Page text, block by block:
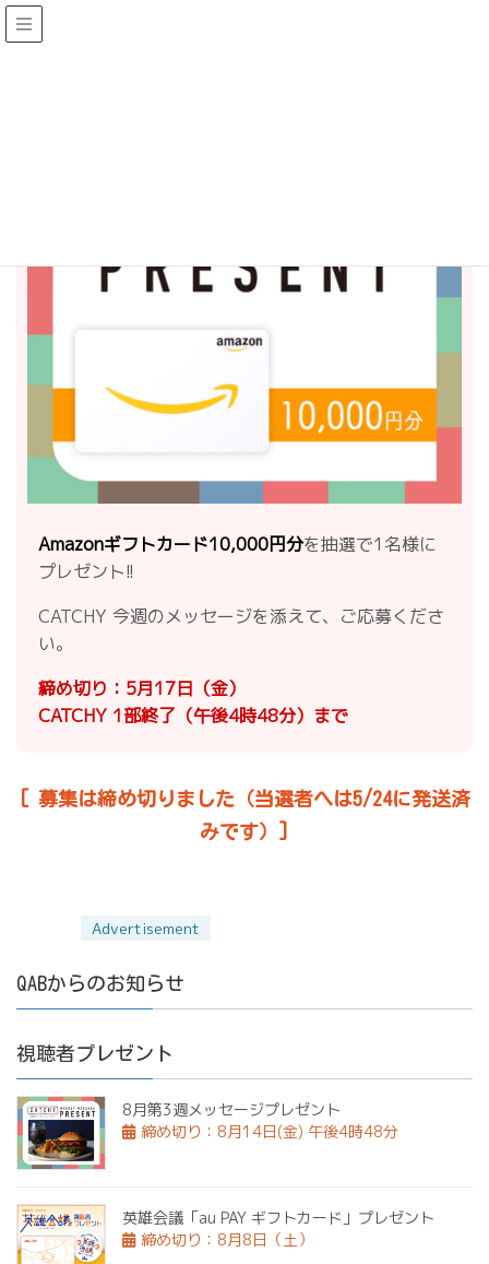
Amazonギフトカード10,000円分を抽選で1名様に
プレゼント!!
CATCHY 今週のメッセージを添えて、ご応募くださ
い。
締め切り：5月17日（金）
CATCHY 1部終了（午後4時48分）まで
[ 募集は締め切りました（当選者へは5/24に発送済
みです）]
QABからのお知らせ
視聴者プレゼント
8月第3週メッセージプレゼント
締め切り：8月14日(金) 午後4時48分
英雄会議「au PAY ギフトカード」プレゼント
締め切り：8月8日（土）